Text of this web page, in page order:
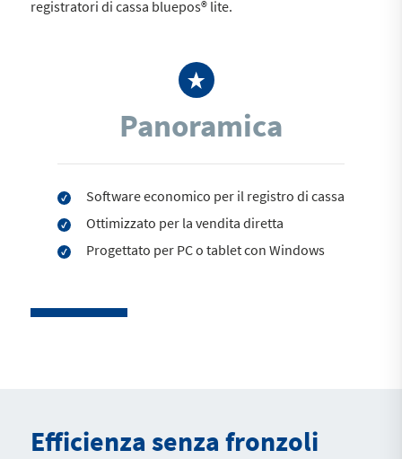
registratori di cassa bluepos® lite.
Panoramica
Software economico per il registro di cassa
Ottimizzato per la vendita diretta
Progettato per PC o tablet con Windows
Efficienza senza fronzoli